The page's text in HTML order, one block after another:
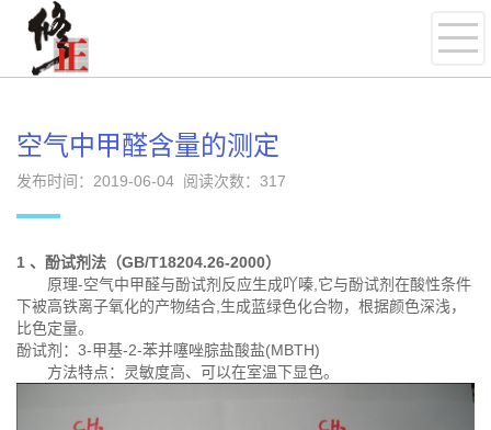
空气中甲醛含量的测定
发布时间：2019-06-04 阅读次数： 317
1 、酚试剂法（GB/T18204.26-2000）
原理-空气中甲醛与酚试剂反应生成吖嗪,它与酚试剂在酸性条件
下被高铁离子氧化的产物结合,生成蓝绿色化合物，根据颜色深浅，
比色定量。
酚试剂：3-甲基-2-苯并噻唑腙盐酸盐(MBTH)
方法特点：灵敏度高、可以在室温下显色。